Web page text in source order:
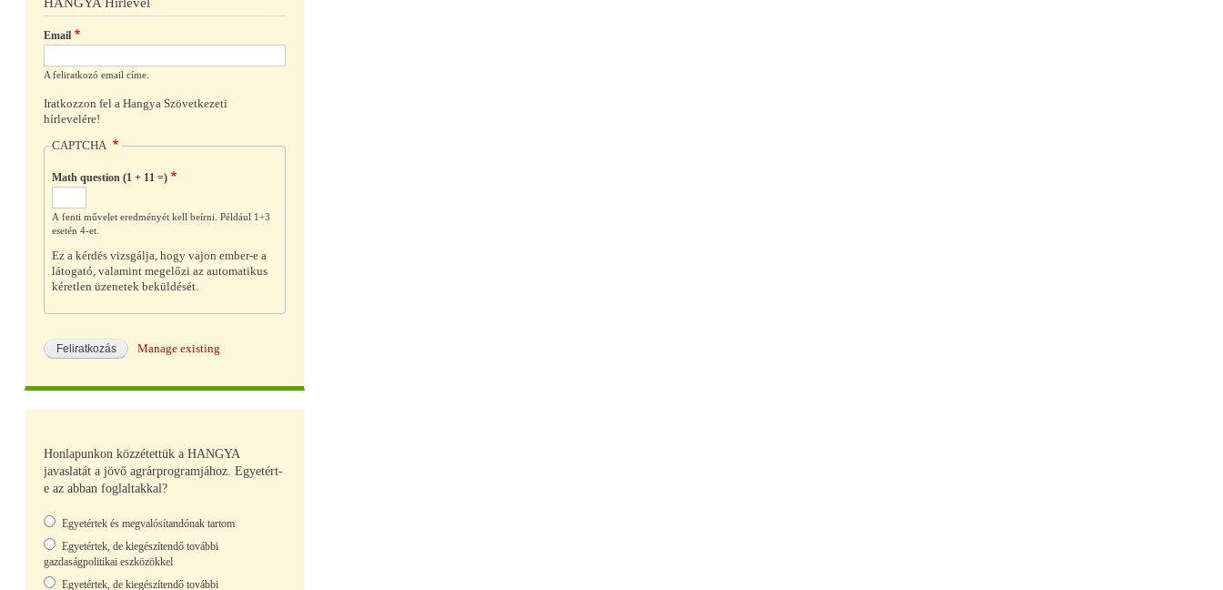
HANGYA Hírlevél
Email
A feliratkozó email címe.
Iratkozzon fel a Hangya Szövetkezeti
hírlevelére!
CAPTCHA
Math question (1 + 11 =)
A fenti művelet eredményét kell beírni. Például 1+3
esetén 4-et.
Ez a kérdés vizsgálja, hogy vajon ember-e a
látogató, valamint megelőzi az automatikus
kéretlen üzenetek beküldését.
Manage existing
Honlapunkon közzétettük a HANGYA
javaslatát a jövő agrárprogramjához. Egyetért-
e az abban foglaltakkal?
Választások
Egyetértek és megvalósítandónak tartom
Egyetértek, de kiegészítendő további
gazdaságpolitikai eszközökkel
Egyetértek, de kiegészítendő további